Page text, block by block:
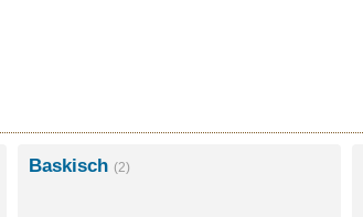
Baskisch (2)